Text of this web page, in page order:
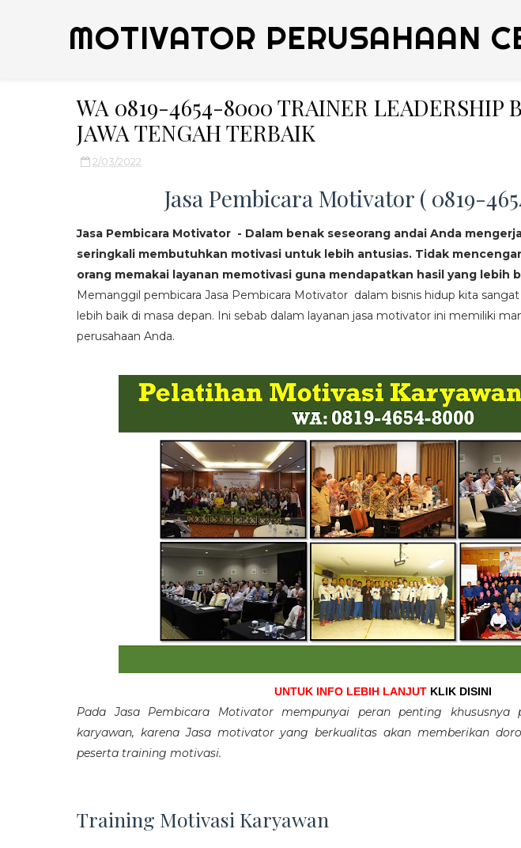
MOTIVATOR PERUSAHAAN
WA 0819-4654-8000 TRAINER LEADERSHIP
JAWA TENGAH TERBAIK
2/03/2022
Jasa Pembicara Motivator ( 0819-
Jasa Pembicara Motivator - Dalam benak seseorang andai Anda
seringkali membutuhkan motivasi untuk lebih antusias. Tidak
orang memakai layanan memotivasi guna mendapatkan hasil yang lebih
Memanggil pembicara Jasa Pembicara Motivator dalam bisnis hidup kita
lebih baik di masa depan. Ini sebab dalam layanan jasa motivator ini memiliki
perusahaan Anda.
UNTUK INFO LEBIH LANJUT KLIK DISINI
Pada Jasa Pembicara Motivator mempunyai peran penting
karyawan, karena Jasa motivator yang berkualitas akan memberikan
peserta training motivasi.
Training Motivasi Karyawan